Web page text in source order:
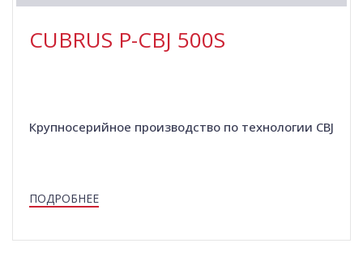
CUBRUS P-СBJ 500S
Крупносерийное производство по технологии CBJ
ПОДРОБНЕЕ